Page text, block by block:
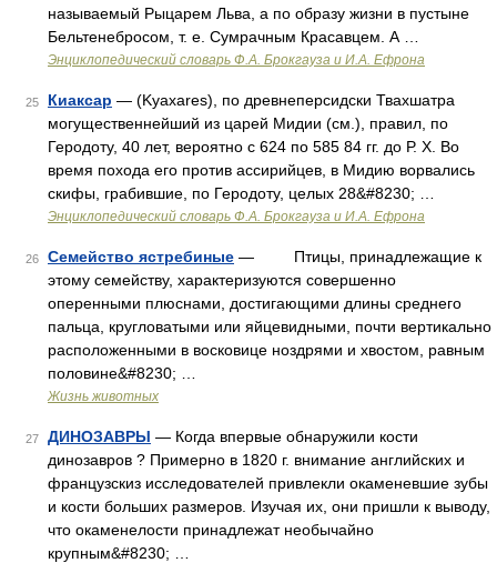
называемый Рыцарем Льва, а по образу жизни в пустыне
Бельтенебросом, т. е. Сумрачным Красавцем. А …
Энциклопедический словарь Ф.А. Брокгауза и И.А. Ефрона
25 Киаксар — (Kyaxares), по древнеперсидски Твахшатра
могущественнейший из царей Мидии (см.), правил, по
Геродоту, 40 лет, вероятно с 624 по 585 84 гг. до Р. Х. Во
время похода его против ассирийцев, в Мидию ворвались
скифы, грабившие, по Геродоту, целых 28&#8230; …
Энциклопедический словарь Ф.А. Брокгауза и И.А. Ефрона
26 Семейство ястребиные — Птицы, принадлежащие к
этому семейству, характеризуются совершенно
оперенными плюснами, достигающими длины среднего
пальца, кругловатыми или яйцевидными, почти вертикально
расположенными в восковице ноздрями и хвостом, равным
половине&#8230; …
Жизнь животных
27 ДИНОЗАВРЫ — Когда впервые обнаружили кости
динозавров ? Примерно в 1820 г. внимание английских и
французскиз исследователей привлекли окаменевшие зубы
и кости больших размеров. Изучая их, они пришли к выводу,
что окаменелости принадлежат необычайно
крупным&#8230; …